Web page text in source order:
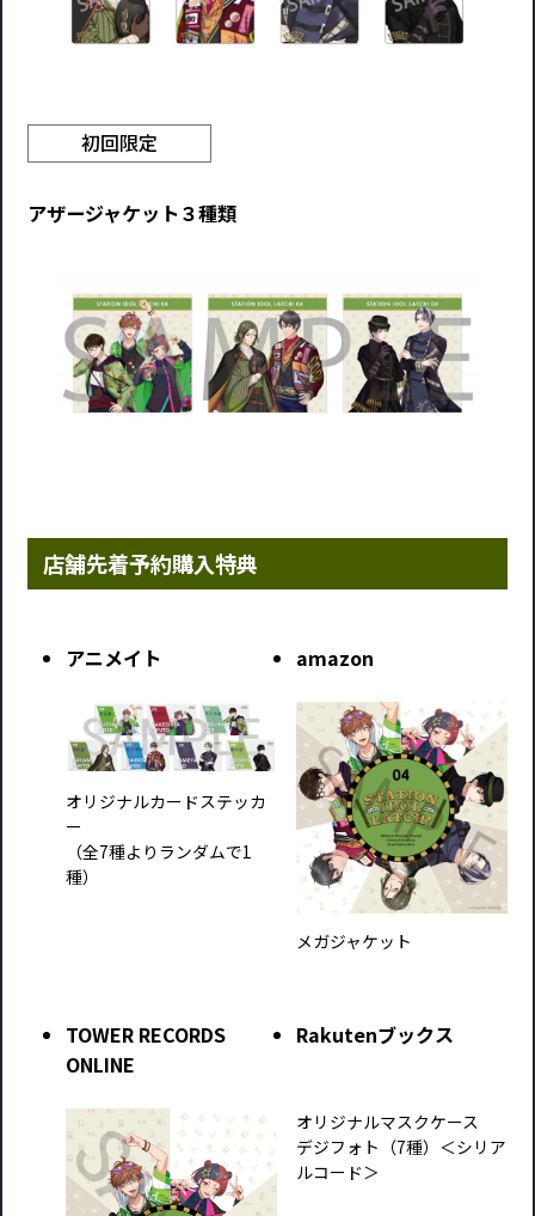
初回限定
アザージャケット３種類
店舗先着予約購入特典
アニメイト
オリジナルカードステッカ
ー
（全7種よりランダムで1
種）
amazon
メガジャケット
TOWER RECORDS
ONLINE
Rakutenブックス
オリジナルマスクケース
デジフォト（7種）＜シリア
ルコード＞